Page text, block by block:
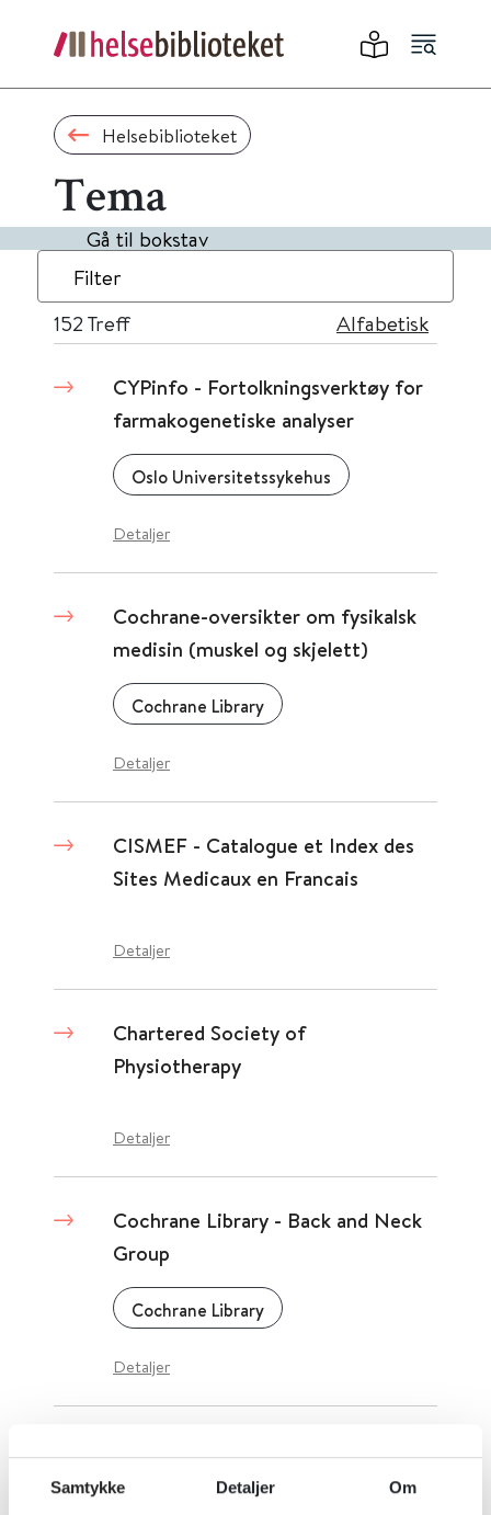
Samtykke Detaljer Om
Helsebiblioteket
Tema
Gå til bokstav
Filter
152 Treff Alfabetisk
CYPinfo - Fortolkningsverktøy for
farmakogenetiske analyser
Oslo Universitetssykehus
Detaljer
Cochrane-oversikter om fysikalsk
medisin (muskel og skjelett)
Cochrane Library
Detaljer
CISMEF - Catalogue et Index des
Sites Medicaux en Francais
Detaljer
Chartered Society of
Physiotherapy
Detaljer
Cochrane Library - Back and Neck
Group
Cochrane Library
Detaljer